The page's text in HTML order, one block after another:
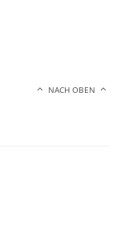
NACH OBEN